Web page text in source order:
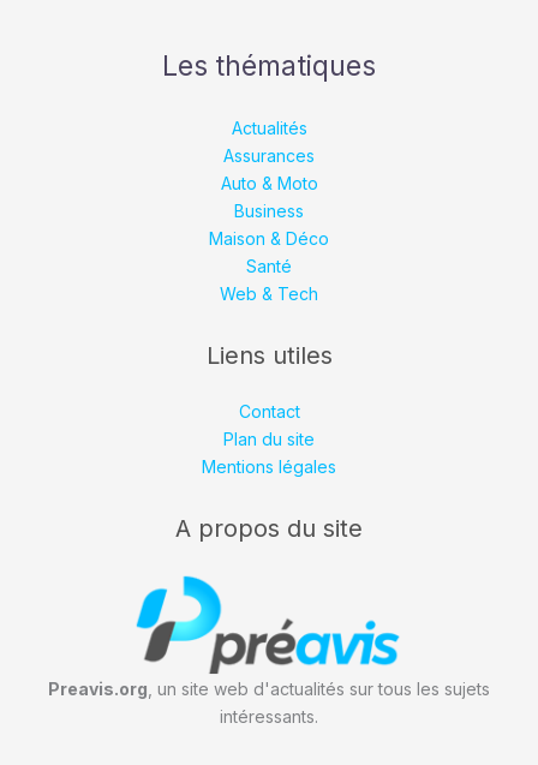
Les thématiques
Actualités
Assurances
Auto & Moto
Business
Maison & Déco
Santé
Web & Tech
Liens utiles
Contact
Plan du site
Mentions légales
A propos du site
Preavis.org , un site web d'actualités sur tous les sujets
intéressants.